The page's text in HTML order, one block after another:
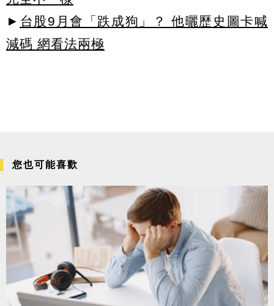
► 台股9月會「跌成狗」？ 他曬歷史圖卡喊
減碼 網看法兩極
您也可能喜歡